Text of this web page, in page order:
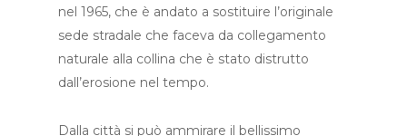
nel 1965, che è andato a sostituire l’originale
sede stradale che faceva da collegamento
naturale alla collina che è stato distrutto
dall’erosione nel tempo.
Dalla città si può ammirare il bellissimo